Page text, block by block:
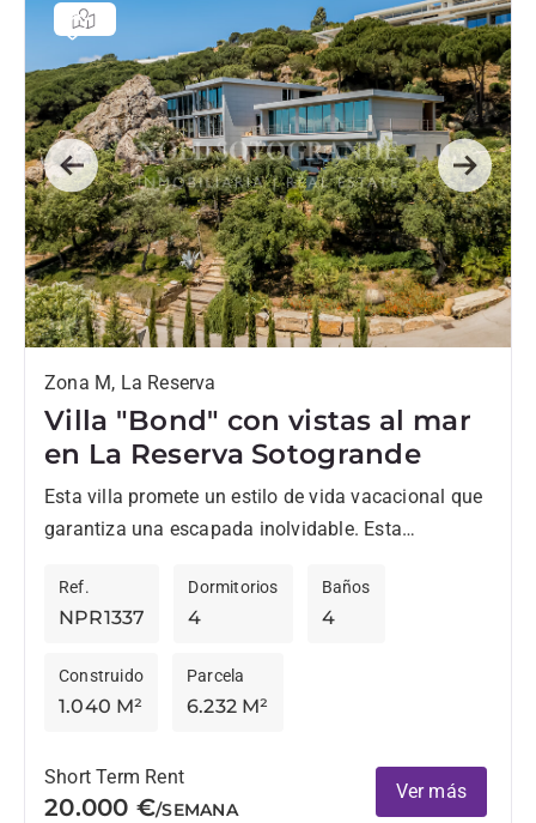
Previous Next
Zona M, La Reserva
Villa "Bond" con vistas al mar
en La Reserva Sotogrande
Esta villa promete un estilo de vida vacacional que
garantiza una escapada inolvidable. Esta
parcela de 6000 m², es mucho...
NPR1337
Ref.
4
Dormitorios
4
Baños
1.040 M²
Construido
6.232 M²
Parcela
Short Term Rent
20.000 €/SEMANA
Ver más